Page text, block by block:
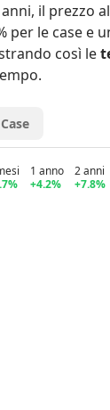
, il prezzo
per le case e
così le
Case
1 anno
+4.2%
2 anni
+7.8%